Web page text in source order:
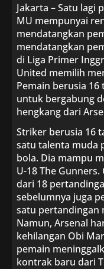
Jakarta – Satu lagi
MU mempunyai
mendatangkan
mendatangkan
di Liga Primer
United memilih
Pemain berusia
untuk bergabung
hengkang dari
Striker berusia 16
satu talenta muda
bola. Dia mampu
U-18 The
dari 18
sebelumnya juga
satu pertandingan
Namun, Arsenal
kehilangan Obi
pemain
kontrak baru dari